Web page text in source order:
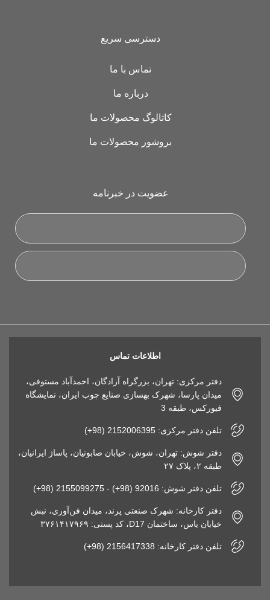
دسترسی سریع
تماس با ما
درباره ما
کاتالوگ محصولات ما
بروشور محصولات ما
عضویت در خبرنامه
اطلاعات تماس
دفتر مرکزی: تهران، بزرگراه آزادگان، احمدآباد مستوفی،
میدان پارسا، شهرک بهسازی صنایع چوب ایران، نمایشگاه
فیورکس، طبقه 3
تلفن دفتر مرکزی: 2152006395 (98+)
دفتر شوش: تهران، شوش، خیابان صابونیان، پاساژ ایرانیان،
طبقه ۲، پلاک ۲۷
تلفن دفتر شوش: 92016 (98+) - 2155099275 (98+)
دفتر کارخانه: شهرک صنعتی پرند، میدان فن‌آوری، نبش
خیابان یاس، ساختمان D17، کد پستی: ۳۷۶۱۴۱۷۹۶۹
تلفن دفتر کارخانه: 2156417338 (98+)